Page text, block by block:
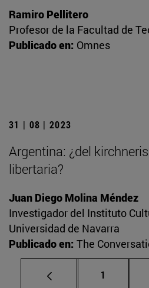
Ramiro Pellitero
Profesor de la Facultad de
Publicado en: Omnes
31 | 08 | 2023
Argentina: ¿del
libertaria?
Juan Diego Molina Méndez
Investigador del Instituto
Universidad de Navarra
Publicado en: The
Página
1